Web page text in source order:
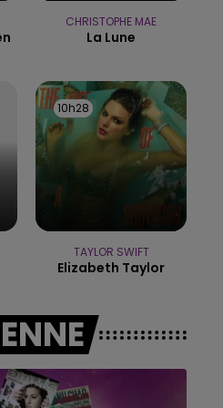
FM
CHRISTOPHE MAE
La Lune
10h28
10h28
TAYLOR SWIFT
Elizabeth Taylor